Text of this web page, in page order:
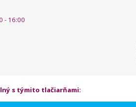
- 16:00
s týmito tlačiarňami: